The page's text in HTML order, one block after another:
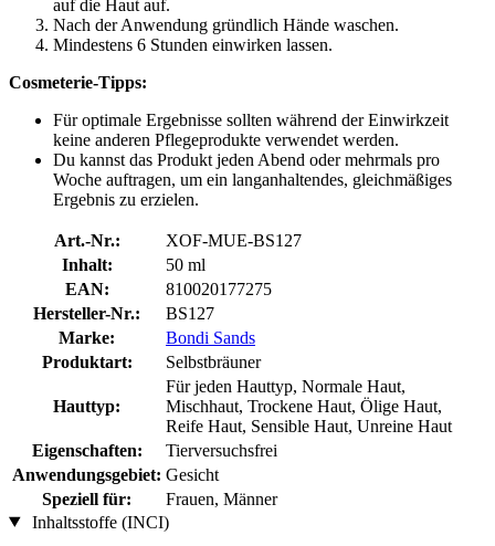
auf die Haut auf.
Nach der Anwendung gründlich Hände waschen.
Mindestens 6 Stunden einwirken lassen.
Cosmeterie-Tipps:
Für optimale Ergebnisse sollten während der Einwirkzeit
keine anderen Pflegeprodukte verwendet werden.
Du kannst das Produkt jeden Abend oder mehrmals pro
Woche auftragen, um ein langanhaltendes, gleichmäßiges
Ergebnis zu erzielen.
Art.-Nr.:
XOF-MUE-BS127
Inhalt:
50 ml
EAN:
810020177275
Hersteller-Nr.:
BS127
Marke:
Bondi Sands
Produktart:
Selbstbräuner
Hauttyp:
Für jeden Hauttyp, Normale Haut,
Mischhaut, Trockene Haut, Ölige Haut,
Reife Haut, Sensible Haut, Unreine Haut
Eigenschaften:
Tierversuchsfrei
Anwendungsgebiet: Gesicht
Speziell für:
Frauen, Männer
Inhaltsstoffe (INCI)